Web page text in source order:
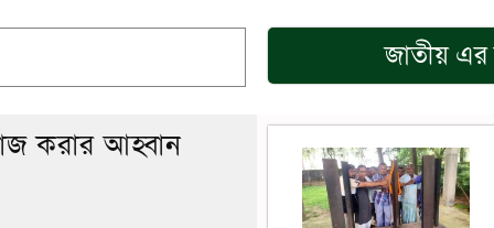
জাতীয়এর
করার আহ্বান